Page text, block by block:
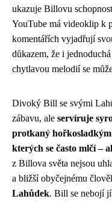
ukazuje Billovu
YouTube má videoklip k
komentářích vyjadřují
důkazem, že i
chytlavou melodií se
Divoký Bill se svými
zábavu, ale servíruje
protkaný
kterých se často mlčí –
z Billova světa nejsou
a bližší obyčejnému
Lahůdek. Bill se nebojí